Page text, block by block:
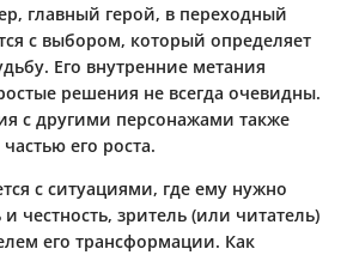
главный герой, в переходный
с выбором, который определяет
Его внутренние метания
решения не всегда очевидны.
с другими персонажами также
его роста.
с ситуациями, где ему нужно
честность, зритель (или читатель)
его трансформации. Как